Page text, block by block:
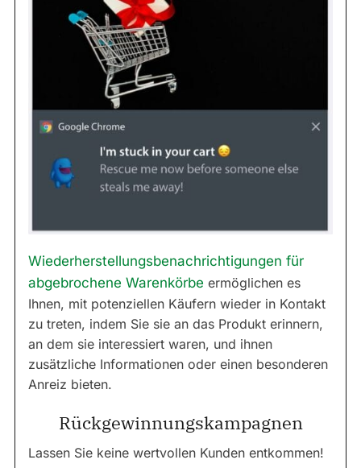
Wiederherstellungsbenachrichtigungen für
abgebrochene Warenkörbe ermöglichen es
Ihnen, mit potenziellen Käufern wieder in Kontakt
zu treten, indem Sie sie an das Produkt erinnern,
an dem sie interessiert waren, und ihnen
zusätzliche Informationen oder einen besonderen
Anreiz bieten.
Rückgewinnungskampagnen
Lassen Sie keine wertvollen Kunden entkommen!